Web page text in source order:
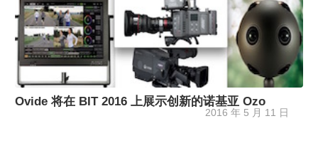
Ovide 将在 BIT 2016 上展示创新的诺基亚 Ozo
2016 年 5 月 11 日